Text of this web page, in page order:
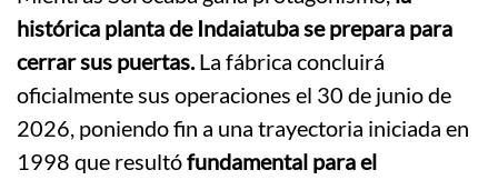
histórica planta de Indaiatuba se prepara para
cerrar sus puertas.La fábrica concluirá
oficialmente sus operaciones el 30 de junio de
2026, poniendo fin a una trayectoria iniciada en
1998 que resultófundamental para el